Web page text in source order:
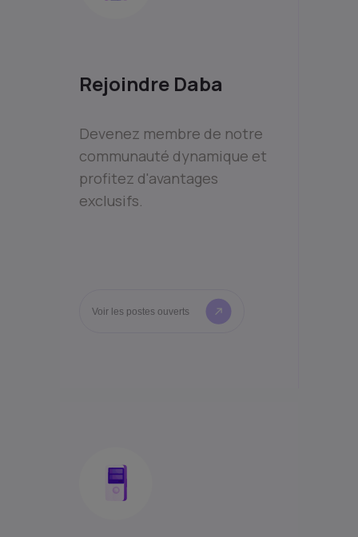
Rejoindre Daba
Devenez membre de notre
communauté dynamique et
profitez d'avantages
exclusifs.
Voir les postes ouverts